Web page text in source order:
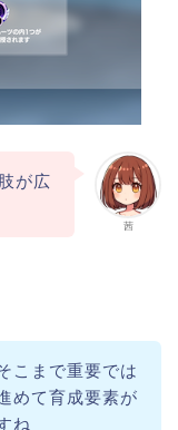
茜
が広
こまで重要では
めて育成要素が
ね